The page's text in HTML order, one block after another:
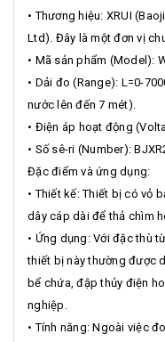
• Thương hiệu: XRUI
Ltd). Đây là một đơn vị
• Mã sản phẩm (Model):
• Dải đo (Range): L=0-
nước lên đến 7 mét).
• Điện áp hoạt động
• Số sê-ri (Number):
Đặc điểm và ứng dụng:
• Thiết kế: Thiết bị có vỏ
dây cáp dài để thả chìm
• Ứng dụng: Với đặc thù
thiết bị này thường được
bể chứa, đập thủy điện
nghiệp.
• Tính năng: Ngoài việc